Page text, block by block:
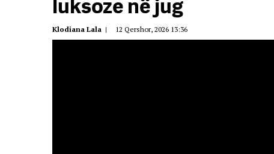
luksoze në jug
Klodiana Lala | 12 Qershor, 2026 13:36